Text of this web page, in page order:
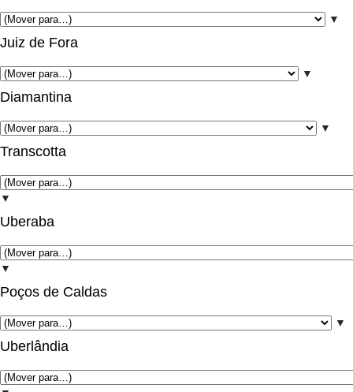
▼
Juiz de Fora
▼
Diamantina
▼
Transcotta
▼
Uberaba
▼
Poços de Caldas
▼
Uberlândia